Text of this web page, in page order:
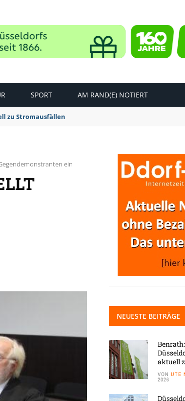
SPORT AM RAND(E) NOTIERT
zu Stromausfällen
ein
NEUESTE BEITRÄGE
aktuell
VON UTE
2026